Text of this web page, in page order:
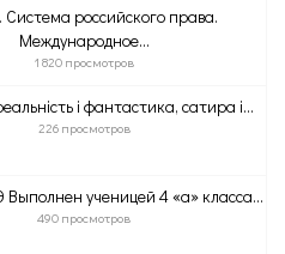
Система российского права.
Международное...
1 820 просмотров
і фантастика, сатира і...
226 просмотров
ученицей 4 «а» класса...
490 просмотров